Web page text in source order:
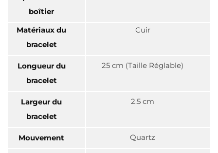
boîtier
Matériaux du
bracelet
Cuir
Longueur du
bracelet
25 cm (Taille Réglable)
Largeur du
bracelet
2.5 cm
Mouvement Quartz